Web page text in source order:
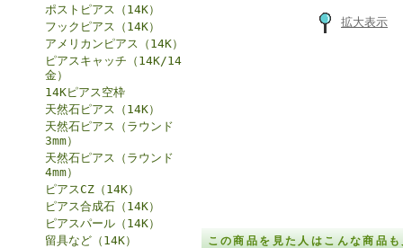
ポストピアス（14K）
フックピアス（14K）
アメリカンピアス（14K）
ピアスキャッチ（14K/14
金）
14Kピアス空枠
天然石ピアス（14K）
天然石ピアス（ラウンド
3mm）
天然石ピアス（ラウンド
4mm）
ピアスCZ（14K）
ピアス合成石（14K）
ピアスパール（14K）
留具など（14K）
拡大表示
この商品を見た人はこんな商品